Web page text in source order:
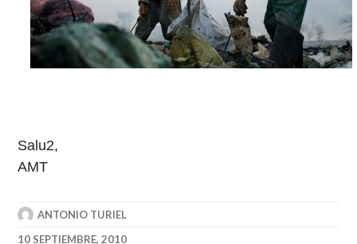
Salu2,
AMT
ANTONIO TURIEL
10 SEPTIEMBRE, 2010